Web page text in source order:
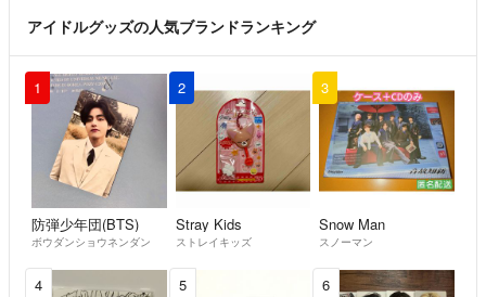
アイドルグッズの人気ブランドランキング
1
防弾少年団(BTS)
ボウダンショウネンダン
2
Stray Kids
ストレイキッズ
3
Snow Man
スノーマン
4 5 6